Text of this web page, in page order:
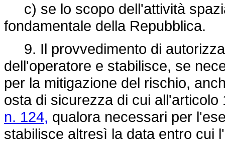
c) se lo scopo dell'attività
fondamentale della Repubblica.
9. Il provvedimento di
dell'operatore e stabilisce, se
per la mitigazione del rischio,
osta di sicurezza di cui
n. 124, qualora necessari per
stabilisce altresì la data entro cui